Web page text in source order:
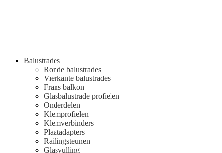
Balustrades
Ronde balustrades
Vierkante balustrades
Frans balkon
Glasbalustrade profielen
Onderdelen
Klemprofielen
Klemverbinders
Plaatadapters
Railingsteunen
Glasvulling